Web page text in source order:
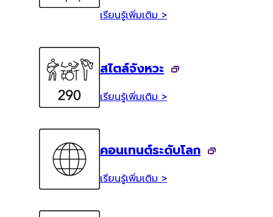
เรียนรู้เพิ่มเติม >
สไตล์จังหวะ
เรียนรู้เพิ่มเติม >
คอนเทนต์ระดับโลก
เรียนรู้เพิ่มเติม >